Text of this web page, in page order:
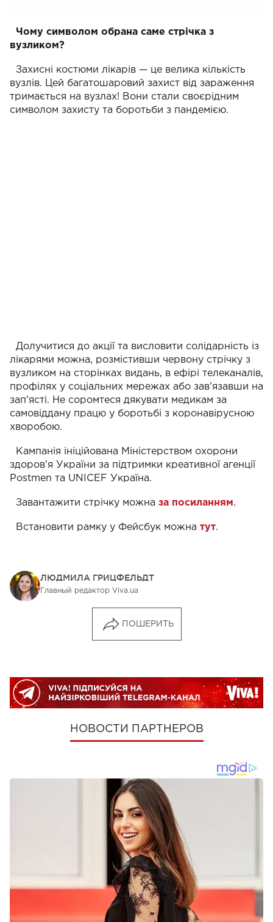
Чому символом обрана саме стрічка з
вузликом?
Захисні костюми лікарів — це велика кількість
вузлів. Цей багатошаровий захист від зараження
тримається на вузлах! Вони стали своєрідним
символом захисту та боротьби з пандемією.
Долучитися до акції та висловити солідарність із
лікарями можна, розмістивши червону стрічку з
вузликом на сторінках видань, в ефірі телеканалів,
профілях у соціальних мережах або зав’язавши на
зап’ясті. Не соромтеся дякувати медикам за
самовіддану працю у боротьбі з коронавірусною
хворобою.
Кампанія ініційована Міністерством охорони
здоров’я України за підтримки креативної агенції
Postmen та UNICEF Україна.
Завантажити стрічку можна за посиланням.
Встановити рамку у Фейсбук можна тут.
ЛЮДМИЛА ГРИЦФЕЛЬДТ
Главный редактор Viva.ua
ПОШЕРИТЬ
НОВОСТИ ПАРТНЕРОВ